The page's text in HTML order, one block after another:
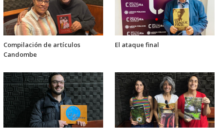
Compilación de artículos
Candombe
El ataque final